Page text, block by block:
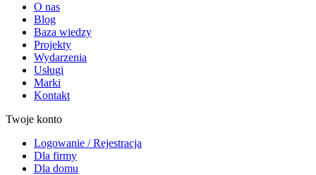
O nas
Blog
Baza wiedzy
Projekty
Wydarzenia
Usługi
Marki
Kontakt
Twoje konto
Logowanie / Rejestracja
Dla firmy
Dla domu